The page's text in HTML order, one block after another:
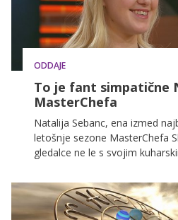
ODDAJE
To je fant simpatične
MasterChefa
Natalija Sebanc, ena izmed
letošnje sezone MasterChefa
gledalce ne le s svojim
duhom. A za njenimi
nekdo – njen partner Janže
leta njen največji zaveznik,